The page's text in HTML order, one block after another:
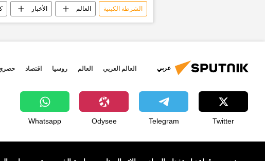
الشرطة الكينية العالم الأخبار
عربي العالم العربي العالم روسيا اقتصاد
Twitter
Telegram
Odysee
Whatsapp